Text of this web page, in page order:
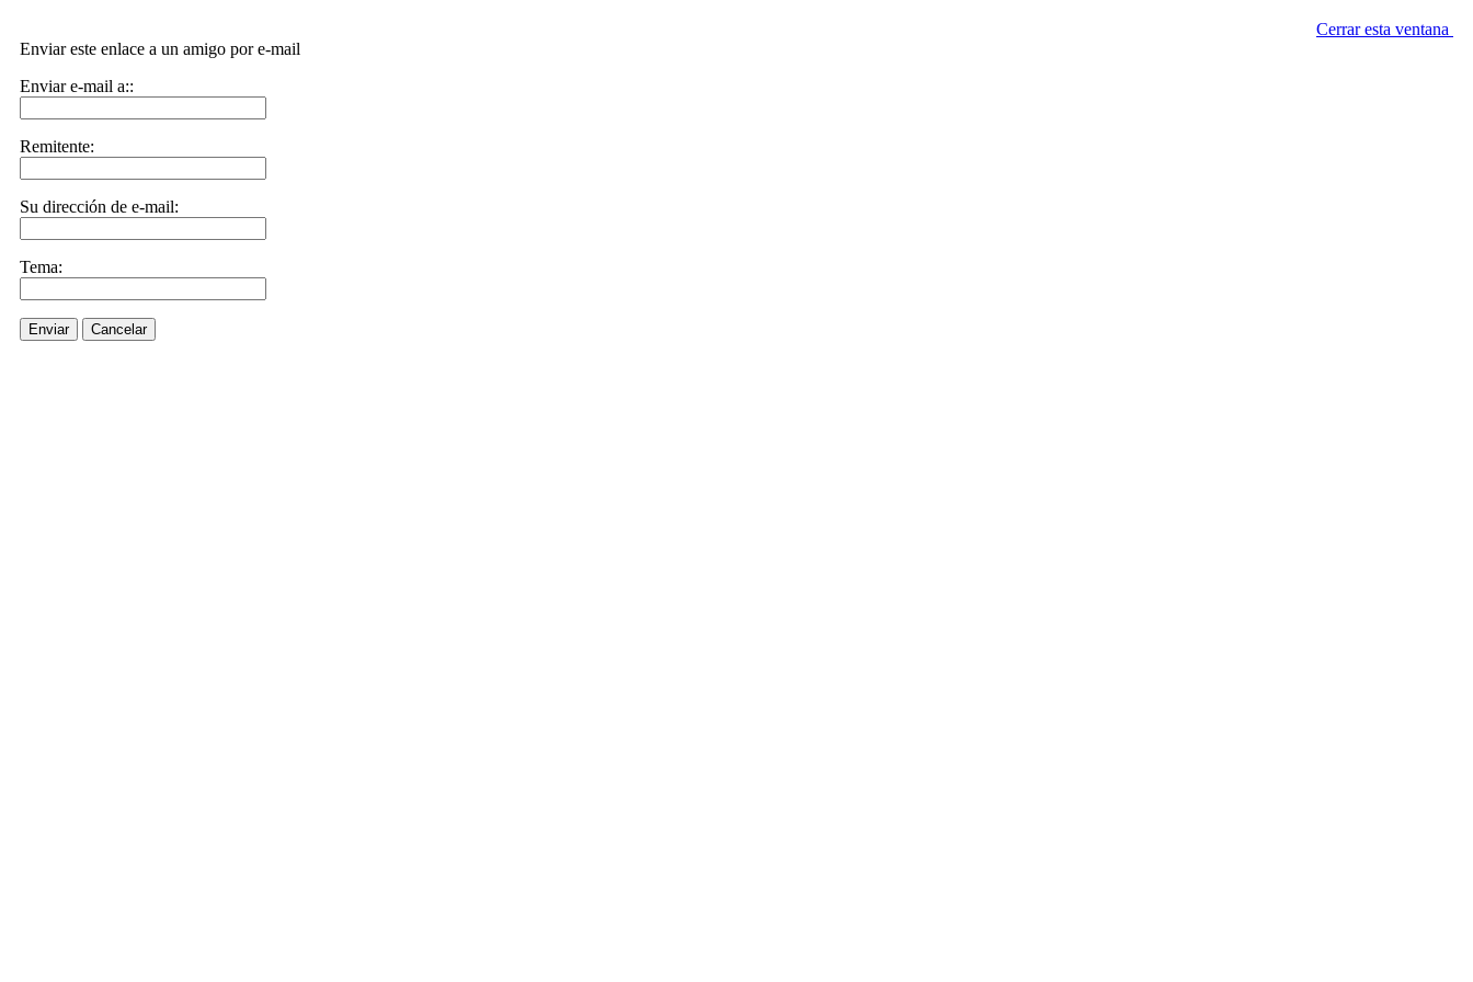
Cerrar esta ventana
Enviar este enlace a un amigo por e-mail
Enviar e-mail a::
Remitente:
Su dirección de e-mail:
Tema:
Enviar Cancelar